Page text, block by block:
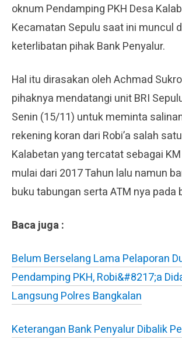
oknum Pendamping PKH Desa
Kecamatan Sepulu saat ini muncul
keterlibatan pihak Bank Penyalur.
Hal itu dirasakan oleh Achmad
pihaknya mendatangi unit BRI
Senin (15/11) untuk meminta
rekening koran dari Robi’a salah
Kalabetan yang tercatat sebagai
mulai dari 2017 Tahun lalu namun
buku tabungan serta ATM nya pada
Baca juga :
Belum Berselang Lama Pelaporan
Pendamping PKH, Robi&#8217;a
Langsung Polres Bangkalan
Keterangan Bank Penyalur Dibalik